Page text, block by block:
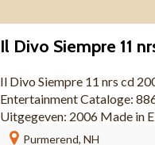
Il Divo Siempre 11
Il Divo Siempre 11 nrs cd
Entertainment Cataloge:
Uitgegeven: 2006 Made in
Purmerend, NH